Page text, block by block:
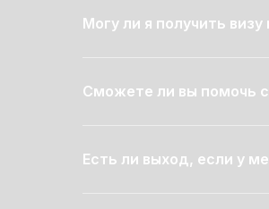
Могу ли я получить визу
Сможете ли вы помочь
Есть ли выход, если у